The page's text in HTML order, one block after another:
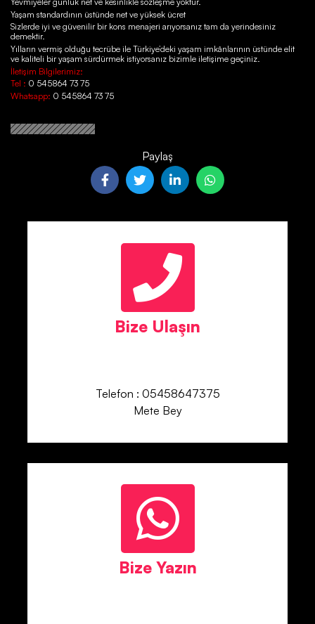
Yaşam standardının üstünde net ve yüksek ücret
Sizlerde iyi ve güvenilir bir kons menajeri arıyorsanız tam da yerindesiniz
demektir.
Yılların vermiş olduğu tecrübe ile Türkiye’deki yaşam imkânlarının üstünde elit
ve kaliteli bir yaşam sürdürmek istiyorsanız bizimle iletişime geçiniz.
İletişim Bilgilerimiz:
Tel : 0 545864 73 75
Whatsapp: 0 545864 73 75
Paylaş
Bize Ulaşın
Telefon : 05458647375
Mete Bey
Bize Yazın